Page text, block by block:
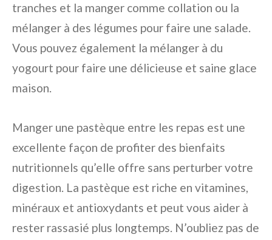
tranches et la manger comme collation ou la
mélanger à des légumes pour faire une salade.
Vous pouvez également la mélanger à du
yogourt pour faire une délicieuse et saine glace
maison.
Manger une pastèque entre les repas est une
excellente façon de profiter des bienfaits
nutritionnels qu’elle offre sans perturber votre
digestion. La pastèque est riche en vitamines,
minéraux et antioxydants et peut vous aider à
rester rassasié plus longtemps. N’oubliez pas de